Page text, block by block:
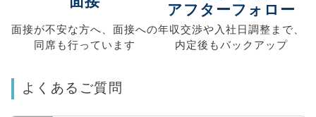
面接が不安な方へ、 面接への
同席も行っています
アフターフォロー
年収交渉や入社日調整まで、
内定後もバックアップ
よくあるご質問